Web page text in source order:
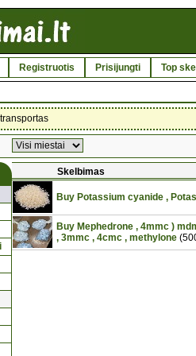
Registruotis Prisijungti Top
Skelbimas
Buy Potassium cyanide ,
Buy Mephedrone , 4mmc )
, 3mmc , 4cmc , methylone